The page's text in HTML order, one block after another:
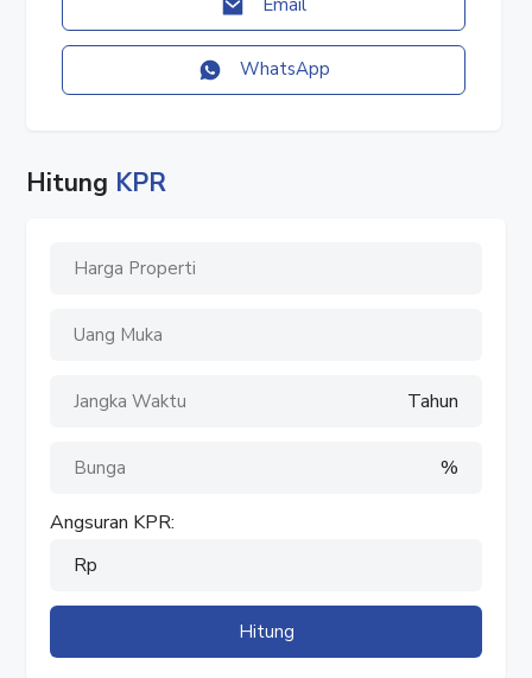
✓ YouTube : Rumah Properti
#jawabarat
#villadijual
#jualvilla
WhatsApp
Hitung KPR
Tahun
%
Angsuran KPR:
Rp
Hitung